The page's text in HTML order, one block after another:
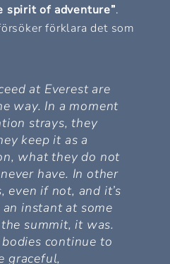
spirit of adventure”.
förklara det som
at Everest are
way. In a moment
strays, they
keep it as a
what they do not
have. In other
even if not, and it’s
instant at some
summit, it was.
continue to
graceful,